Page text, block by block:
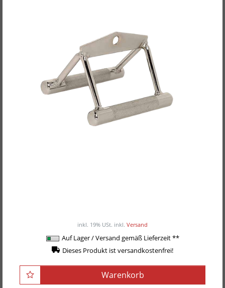
inkl. 19% USt. inkl. Versand
Auf Lager / Versand gemäß Lieferzeit **
Dieses Produkt ist versandkostenfrei!
Warenkorb